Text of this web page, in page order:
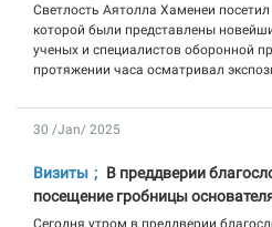
Светлость Аятолла Хаменеи
которой были представлены
ученых и специалистов оборонной
протяжении часа осматривал
30 /Jan/ 2025
Визиты
В преддверии
посещение гробницы
Сегодня утром в преддверии